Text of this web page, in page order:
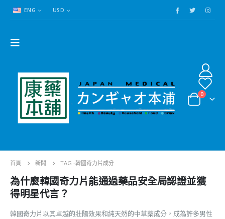
ENG USD
0
首頁 新聞 TAG -韓國奇力片成分
為什麼韓國奇力片能通過藥品安全局認證並獲
得明星代言？
韓國奇力片以其卓越的壯陽效果和純天然的中草藥成分，成為許多男性